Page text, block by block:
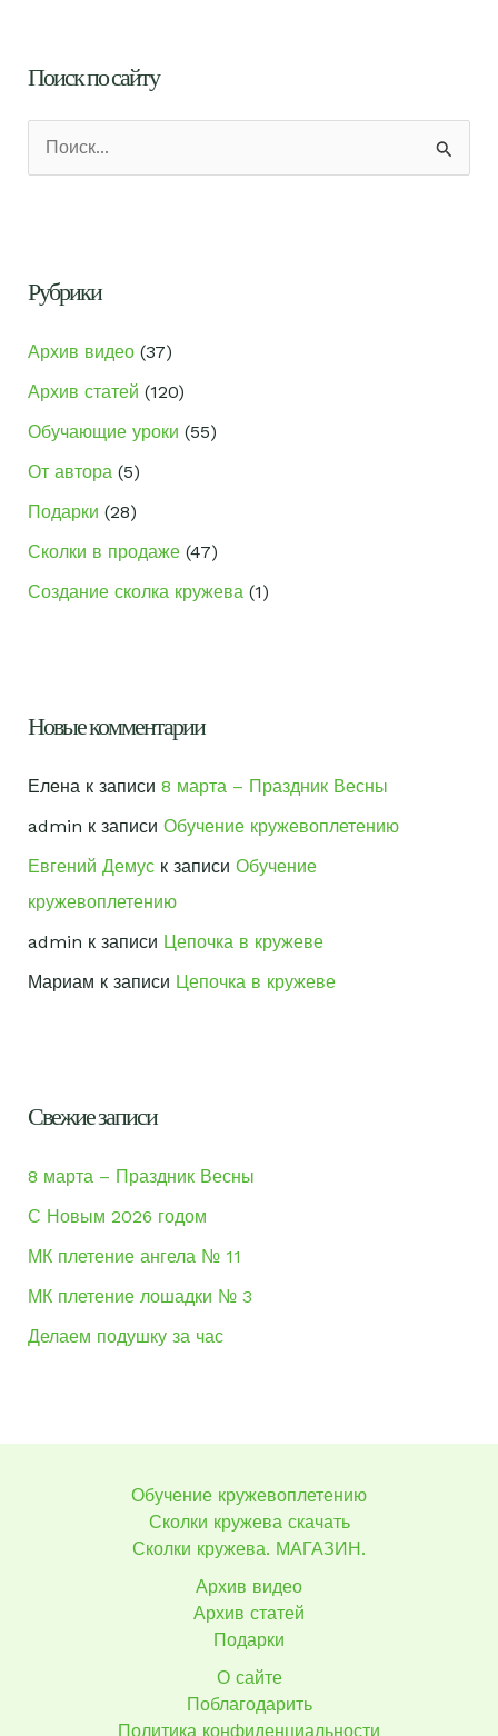
Поиск по сайту
о
Рубрики
Архив видео(37)
Архив статей (120)
Обучающие уроки (55)
От автора (5)
Подарки (28)
Сколки в продаже(47)
Создание сколка кружева (1)
Новые комментарии
Елена к записи 8 марта – Праздник Весны
admin к записи Обучение кружевоплетению
Евгений Демуск записи Обучение
кружевоплетению
admin к записи Цепочка в кружеве
Мариам к записи Цепочка в кружеве
Свежие записи
8 марта – Праздник Весны
С Новым 2026 годом
МК плетение ангела № 11
МК плетение лошадки № 3
Делаем подушку за час
Обучение кружевоплетению
Сколки кружева скачать
Сколки кружева. МАГАЗИН.
Архив видео
Архив статей
Подарки
О сайте
Поблагодарить
Политика конфиденциальности